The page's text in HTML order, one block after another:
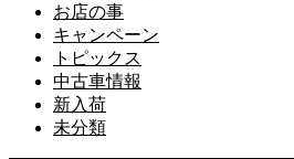
お店の事
キャンペーン
トピックス
中古車情報
新入荷
未分類